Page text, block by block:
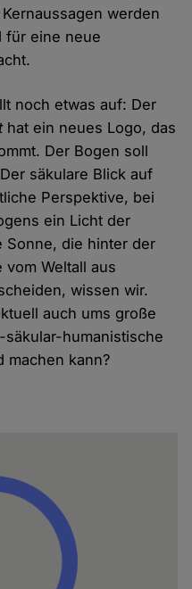
werden
für eine neue
noch etwas auf: Der
hat ein neues Logo, das
Der Bogen soll
säkulare Blick auf
Perspektive, bei
ein Licht der
die hinter der
Weltall aus
wissen wir.
auch ums große
humanistische
machen kann?